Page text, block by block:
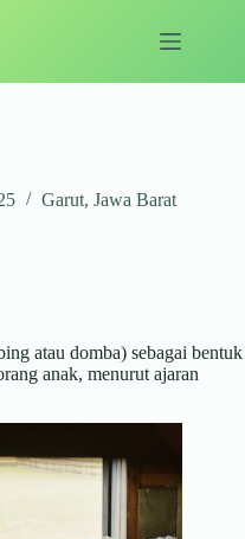
Garut, Jawa Barat
atau domba) sebagai bentuk
anak, menurut ajaran